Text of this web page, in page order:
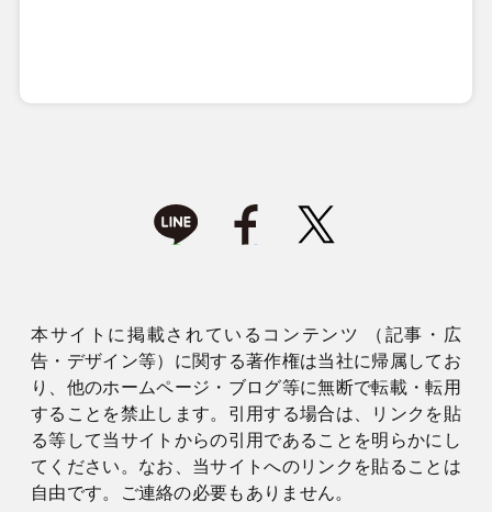
本サイトに掲載されているコンテンツ （記事・広
告・デザイン等）に関する著作権は当社に帰属してお
り、他のホームページ・ブログ等に無断で転載・転用
することを禁止します。引用する場合は、リンクを貼
る等して当サイトからの引用であることを明らかにし
てください。なお、当サイトへのリンクを貼ることは
自由です。ご連絡の必要もありません。